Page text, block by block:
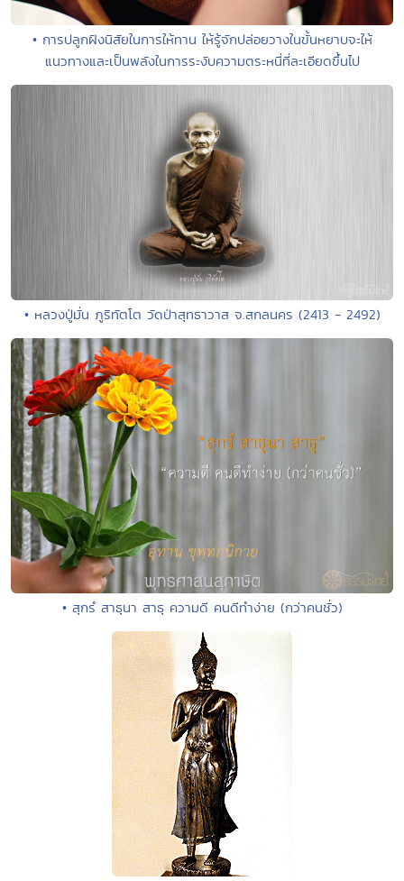
• การปลูกฝังนิสัยในการให้ทาน ให้รู้จักปล่อยวางในขั้นหยาบจะให้
แนวทางและเป็นพลังในการระงับความตระหนี่ที่ละเอียดขึ้นไป
• หลวงปู่มั่น ภูริทัตโต วัดป่าสุทธาวาส จ.สกลนคร (2413 - 2492)
• สุกรํ สาธุนา สาธุ ความดี คนดีทำง่าย (กว่าคนชั่ว)